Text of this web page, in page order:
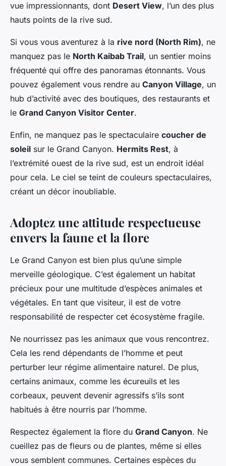
vue impressionnants, dont Desert View, l’un des plus
hauts points de la rive sud.
Si vous vous aventurez à la rive nord (North Rim), ne
manquez pas le North Kaibab Trail, un sentier moins
fréquenté qui offre des panoramas étonnants. Vous
pouvez également vous rendre au Canyon Village, un
hub d’activité avec des boutiques, des restaurants et
le Grand Canyon Visitor Center.
Enfin, ne manquez pas le spectaculaire coucher de
soleil sur le Grand Canyon. Hermits Rest, à
l’extrémité ouest de la rive sud, est un endroit idéal
pour cela. Le ciel se teint de couleurs spectaculaires,
créant un décor inoubliable.
Adoptez une attitude respectueuse
envers la faune et la flore
Le Grand Canyon est bien plus qu’une simple
merveille géologique. C’est également un habitat
précieux pour une multitude d’espèces animales et
végétales. En tant que visiteur, il est de votre
responsabilité de respecter cet écosystème fragile.
Ne nourrissez pas les animaux que vous rencontrez.
Cela les rend dépendants de l’homme et peut
perturber leur régime alimentaire naturel. De plus,
certains animaux, comme les écureuils et les
corbeaux, peuvent devenir agressifs s’ils sont
habitués à être nourris par l’homme.
Respectez également la flore du Grand Canyon. Ne
cueillez pas de fleurs ou de plantes, même si elles
vous semblent communes. Certaines espèces du